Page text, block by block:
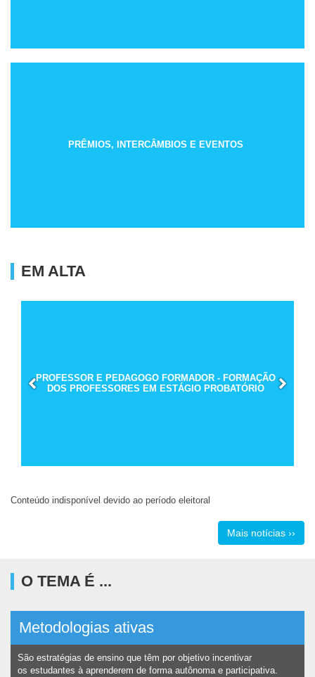
PRÊMIOS, INTERCÂMBIOS E EVENTOS
EM ALTA
PROFESSOR E PEDAGOGO FORMADOR - FORMAÇÃO
DOS PROFESSORES EM ESTÁGIO PROBATÓRIO
Conteúdo indisponível devido ao período eleitoral
Mais notícias ››
O TEMA É ...
Metodologias ativas
São estratégias de ensino que têm por objetivo incentivar
os estudantes à aprenderem de forma autônoma e participativa.